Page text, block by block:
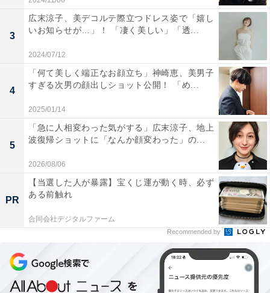
3
広末涼子、美デコルテ際立つドレス姿で「嬉し
いお知らせが…」！ 「凄く美しい」「透...
2024/07/12
4
「何て美しく端正なお顔立ち」神崎恵、美男子
すぎる次男の顔出しショット公開！ 「め...
2025/01/14
5
「急に人相変わった気がする」広末涼子、地上
波復帰ショットに「なんか顔変わった」の...
2026/08/06
PR
【当選した人が暴露】宝くじ運が動く時、必ず
ある前触れ
合同会社デジタルファーム
Recommended by